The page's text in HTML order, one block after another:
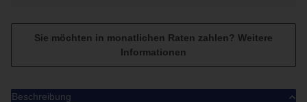
Sie möchten in monatlichen Raten zahlen? Weitere
Informationen
Beschreibung